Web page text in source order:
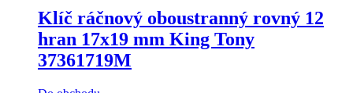
Klíč ráčnový oboustranný rovný 12
hran 17x19 mm King Tony
37361719M